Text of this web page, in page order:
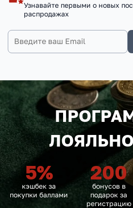
Узнавайте первыми о новых
распродажах
5%
кэшбек за
покупки баллами
200
бонусов в
подарок за
регистрацию